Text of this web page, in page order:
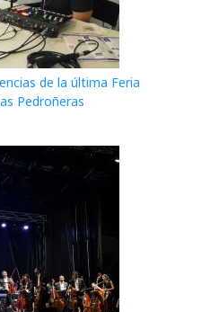
de la última Feria
Pedroñeras